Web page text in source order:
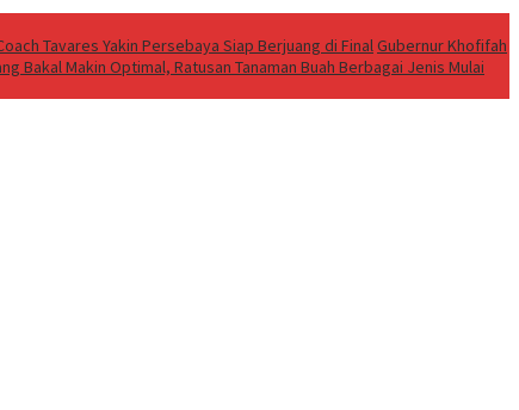
Tavares Yakin Persebaya Siap Berjuang di FinalGubernur Khofifah
Bakal Makin Optimal, Ratusan Tanaman Buah Berbagai Jenis Mulai